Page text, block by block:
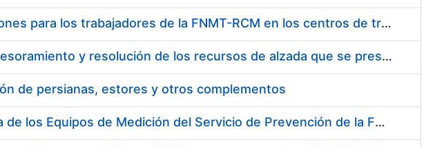
Suministro de gafas graduadas antiproyecciones para los trabajadores de la FNMT-RCM en los centros de trabajo de Madrid y Burgos
Servicios de una empresa externa para el asesoramiento y resolución de los recursos de alzada que se presentan relacionados con procesos de selección para la FNMT-RCM
de persianas, estores y otros complementos
Servicio de Calibración y Verificación Externa de los Equipos de Medición del Servicio de Prevención de la FNMT-RCM